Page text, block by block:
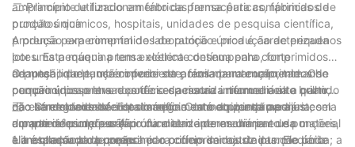
amplamente utilizado em fábricas farmacêuticas, fábricas de
produtos químicos, hospitais, unidades de pesquisa científica,
produção experimental de laboratório e produção de pequenos
lotes. Esta máquina tem excelente desempenho, forte
adaptabilidade, uso conveniente, fácil manutenção, tamanho
pequeno, peso leve e pode ser acionada manualmente quando
não há eletricidade. Esta máquina está equipada apenas com
um par de punções. A profundidade de enchimento do material
e a espessura do comprimido podem ser ajustadas. Ele pode
二:Princípio de funcionamento da prensa para comprimidos de
punção única
A prensa para comprimidos de punção única é caracterizada
por uma pequena prensa elétrica contínua para comprimidos
de mesa, que também pode ser acionada manualmente. Os
comprimidos prensados ​​têm espessura uniforme e alto brilho,
não sendo necessário polimento. Como a prensa para
comprimidos de punção única tem apenas um par de punções,
ela é chamada de prensa para comprimidos de punção única; a
O punção do punção inferior da prensa para comprimidos de
punção única entra no orifício da matriz intermediária a partir
da extremidade inferior do orifício da matriz intermediária, sela
a parte inferior do orifício da matriz intermediária e usa o
alimentador para preencher o orifício da matriz intermediária
三：Carregamento e descarregamento do punção e ajuste
durante a compressão
1. Instalação do punção